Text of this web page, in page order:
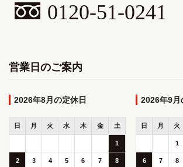
0120-51-0241
営業日のご案内
2026年8月
日 月 火 水 木 金 土
1
2 3 4 5 6 7 8
2026年9月
日 月 火
1
6 7 8